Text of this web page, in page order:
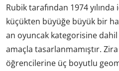
Rubik tarafından 1974
küçükten büyüğe büyük bir
an oyuncak kategorisine
amaçla tasarlanmamıştır.
öğrencilerine üç boyutlu